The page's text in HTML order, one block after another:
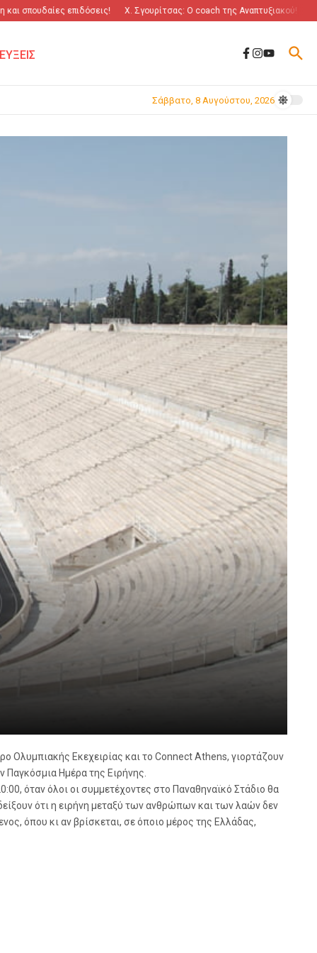
επιδόσεις! Χ. Σγουρίτσας: O coach της Αναπτυξιακού!
Σάββατο, 8 Αυγούστου, 2026
Ολυμπιακής Εκεχειρίας και το Connect Athens, γιορτάζουν
Παγκόσμια Ημέρα της Ειρήνης.
όταν όλοι οι συμμετέχοντες στο Παναθηναϊκό Στάδιο θα
ότι η ειρήνη μεταξύ των ανθρώπων και των λαών δεν
όπου κι αν βρίσκεται, σε όποιο μέρος της Ελλάδας,